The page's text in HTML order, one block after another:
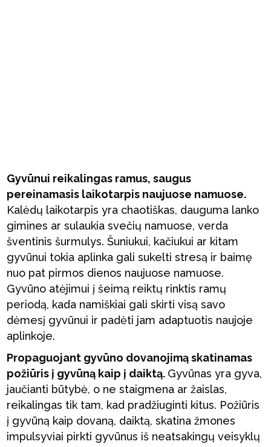
Gyvūnui reikalingas ramus, saugus
pereinamasis laikotarpis naujuose namuose.
Kalėdų laikotarpis yra chaotiškas, dauguma lanko
gimines ar sulaukia svečių namuose, verda
šventinis šurmulys. Šuniukui, kačiukui ar kitam
gyvūnui tokia aplinka gali sukelti stresą ir baimę
nuo pat pirmos dienos naujuose namuose.
Gyvūno atėjimui į šeimą reiktų rinktis ramų
periodą, kada namiškiai gali skirti visą savo
dėmesį gyvūnui ir padėti jam adaptuotis naujoje
aplinkoje.
Propaguojant gyvūno dovanojimą skatinamas
požiūris į gyvūną kaip į daiktą. Gyvūnas yra gyva,
jaučianti būtybė, o ne staigmena ar žaislas,
reikalingas tik tam, kad pradžiuginti kitus. Požiūris
į gyvūną kaip dovaną, daiktą, skatina žmones
impulsyviai pirkti gyvūnus iš neatsakingų veisyklų